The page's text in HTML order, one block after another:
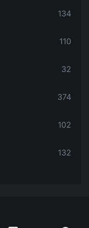
134
110
32
374
102
132